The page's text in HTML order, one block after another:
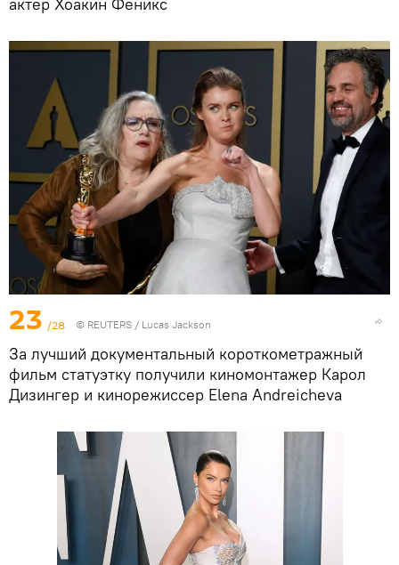
актер Хоакин Феникс
23 /28 © REUTERS / Lucas Jackson
За лучший документальный короткометражный
фильм статуэтку получили киномонтажер Карол
Дизингер и кинорежиссер Elena Andreicheva